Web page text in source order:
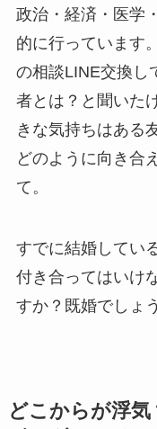
政治・経済・医学
的に行っています
の相談LINE交換し
者とは？と聞いた
きな気持ちはある
どのように向き合
て。
すでに結婚してい
付き合ってはいけ
すか？既婚でしょ
どこからが浮